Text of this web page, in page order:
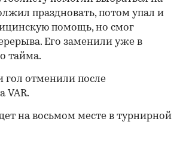
/ 00:00
праздновать, потом упал и
помощь, но смог
Его заменили уже в
тайма.
отменили после
VAR.
на восьмом месте в турнирной